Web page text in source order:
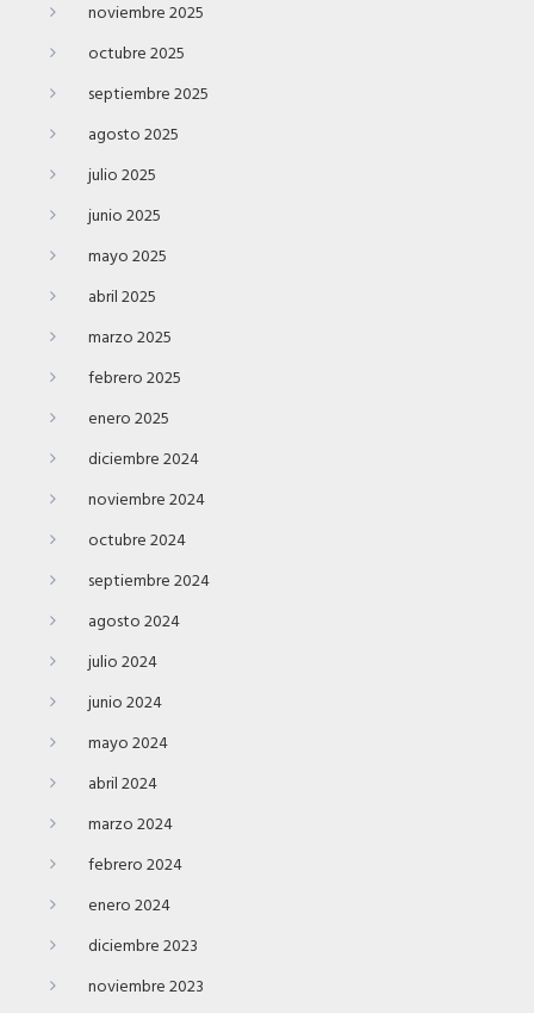
noviembre 2025
octubre 2025
septiembre 2025
agosto 2025
julio 2025
junio 2025
mayo 2025
abril 2025
marzo 2025
febrero 2025
enero 2025
diciembre 2024
noviembre 2024
octubre 2024
septiembre 2024
agosto 2024
julio 2024
junio 2024
mayo 2024
abril 2024
marzo 2024
febrero 2024
enero 2024
diciembre 2023
noviembre 2023